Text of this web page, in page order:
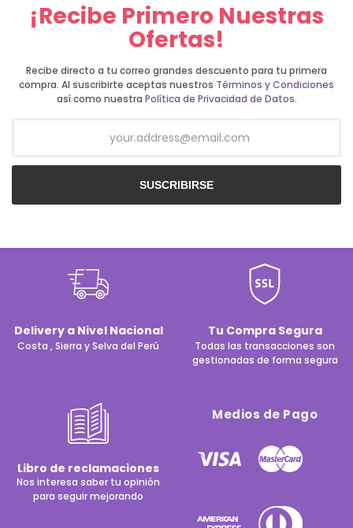
¡Recibe Primero Nuestras
Ofertas!
Recibe directo a tu correo grandes descuento para tu primera
compra. Al suscribirte aceptas nuestros Términos y Condiciones
así como nuestra Política de Privacidad de Datos.
SUSCRIBIRSE
Delivery a Nivel Nacional
Costa , Sierra y Selva del Perú
Tu Compra Segura
Todas las transacciones son
gestionadas de forma segura
Libro de reclamaciones
Nos interesa saber tu opinión
para seguir mejorando
Medios de Pago